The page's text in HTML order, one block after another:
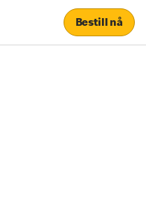
Bestill nå